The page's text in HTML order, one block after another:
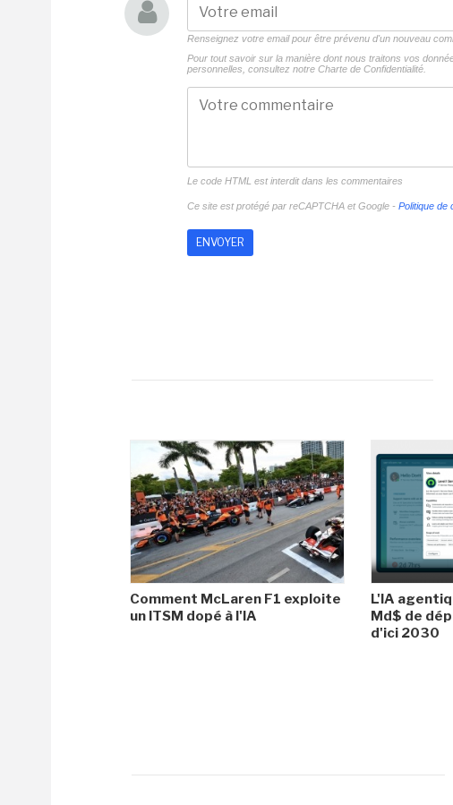
Renseignez votre email pour être prévenu d'un nouveau
Pour tout savoir sur la manière dont nous traitons vos
personnelles, consultez notre Charte de Confidentialité.
Le code HTML est interdit dans les commentaires
Ce site est protégé par reCAPTCHA et Google - Politique de
Comment McLaren F1 exploite
un ITSM dopé à l'IA
L'IA
Md$ de
d'ici 2030